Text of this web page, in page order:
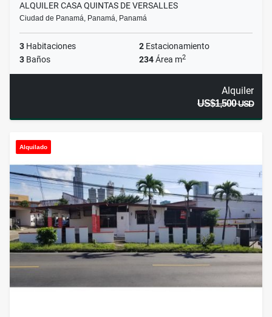
ALQUILER CASA QUINTAS DE VERSALLES
Ciudad de Panamá, Panamá, Panamá
3 Habitaciones 2 Estacionamiento
3 Baños 234Área m2
Alquiler
US$1,500USD
Alquilado